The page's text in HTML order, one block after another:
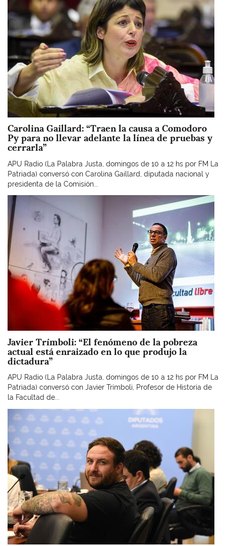
Carolina Gaillard: “Traen la causa a Comodoro
Py para no llevar adelante la línea de pruebas y
cerrarla”
APU Radio (La Palabra Justa, domingos de 10 a 12 hs por FM La
Patriada) conversó con Carolina Gaillard, diputada nacional y
presidenta de la Comisión...
Imagen
Javier Trímboli: “El fenómeno de la pobreza
actual está enraizado en lo que produjo la
dictadura”
APU Radio (La Palabra Justa, domingos de 10 a 12 hs por FM La
Patriada) conversó con Javier Trímboli, Profesor de Historia de
la Facultad de...
Imagen